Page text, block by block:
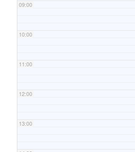
09:00
10:00
11:00
12:00
13:00